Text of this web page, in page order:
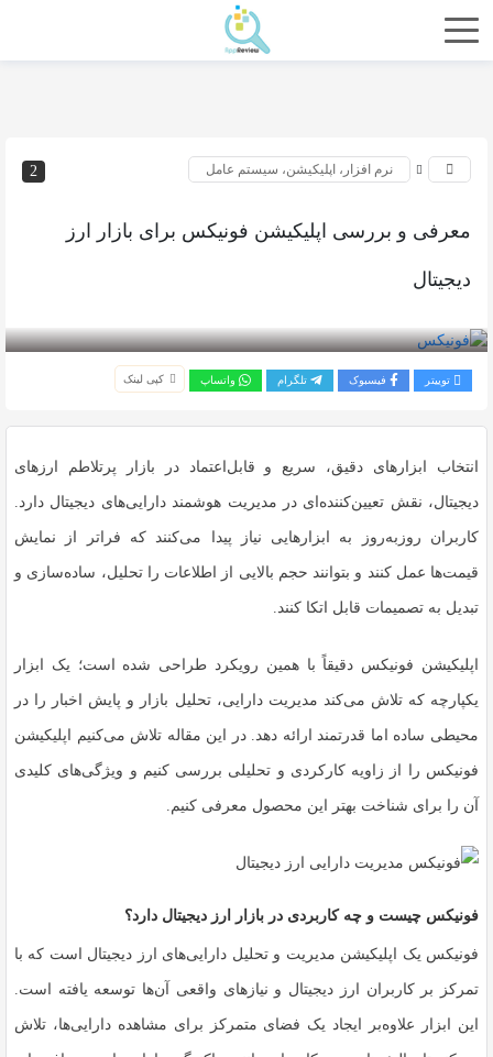
2 نرم افزار، اپلیکیشن، سیستم عامل
معرفی و بررسی اپلیکیشن فونیکس برای بازار ارز
دیجیتال
توییتر فیسبوک تلگرام واتساپ کپی لینک
انتخاب ابزارهای دقیق، سریع و قابل‌اعتماد در بازار پرتلاطم ارزهای
دیجیتال، نقش تعیین‌کننده‌ای در مدیریت هوشمند دارایی‌های دیجیتال دارد.
کاربران روزبه‌روز به ابزارهایی نیاز پیدا می‌کنند که فراتر از نمایش
قیمت‌ها عمل کنند و بتوانند حجم بالایی از اطلاعات را تحلیل، ساده‌سازی و
تبدیل به تصمیمات قابل اتکا کنند.
اپلیکیشن فونیکس دقیقاً با همین رویکرد طراحی شده است؛ یک ابزار
یکپارچه که تلاش می‌کند مدیریت دارایی، تحلیل بازار و پایش اخبار را در
محیطی ساده اما قدرتمند ارائه دهد. در این مقاله تلاش می‌کنیم اپلیکیشن
فونیکس را از زاویه کارکردی و تحلیلی بررسی کنیم و ویژگی‌های کلیدی
آن را برای شناخت بهتر این محصول معرفی کنیم.
فونیکس چیست و چه کاربردی در بازار ارز دیجیتال دارد؟
فونیکس یک اپلیکیشن مدیریت و تحلیل دارایی‌های ارز دیجیتال است که با
تمرکز بر کاربران ارز دیجیتال و نیازهای واقعی آن‌ها توسعه یافته است.
این ابزار علاوه‌بر ایجاد یک فضای متمرکز برای مشاهده دارایی‌ها، تلاش